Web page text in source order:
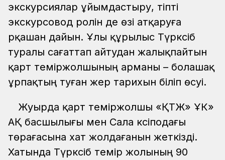
экскурсиялар ұйымдастыру, тіпті
экскурсовод ролін де өзі атқаруға
әрқашан дайын. Ұлы құрылыс Түрксіб
туралы сағаттап айтудан жалықпайтын
қарт теміржолшының арманы – болашақ
ұрпақтың туған жер тарихын біліп өсуі.
Жуырда қарт теміржолшы «ҚТЖ» ҰК»
АҚ басшылығы мен Сала кәсіподағы
төрағасына хат жолдағанын жеткізді.
Хатында Түрксіб темір жолының 90